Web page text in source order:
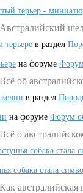
терьер -
терьере в раздел
на форуме
об
в раздел
на форуме Форум
о
собака
собака стала